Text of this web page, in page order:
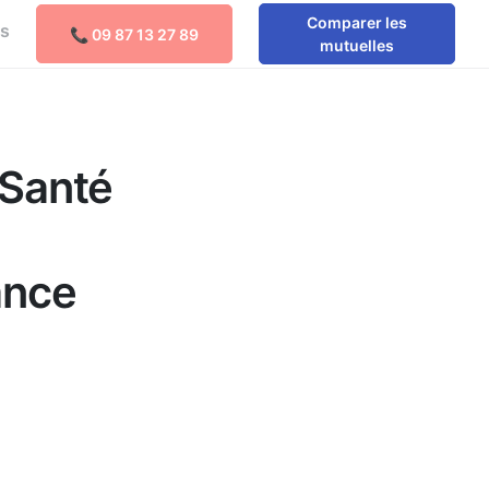
📞 09 87 13 27 89
Comparer les
mutuelles
Comparer les mutuelles